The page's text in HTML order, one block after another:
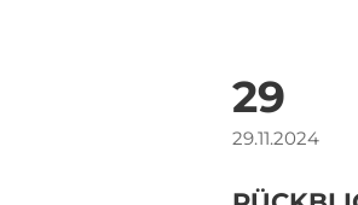
29
29.11.2024